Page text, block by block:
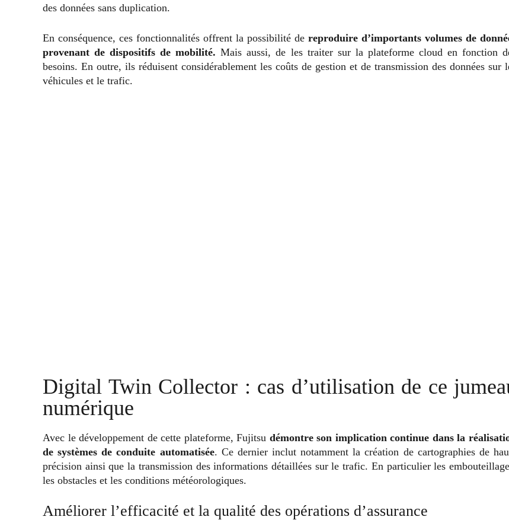
des données sans duplication.
En conséquence, ces fonctionnalités offrent la possibilité de reproduire d’importants volumes de
provenant de dispositifs de mobilité.Mais aussi,de les traiter sur la plateforme cloud en fonction
besoins. En outre, ils réduisent considérablement les coûts de gestion et de transmission des données sur
véhicules et le trafic.
Digital Twin Collector : cas d’utilisation de ce
numérique
Avec le développement de cette plateforme, Fujitsu démontre son implication continue dans la
de systèmes de conduite automatisée. Ce dernier inclut notamment la création de cartographies de
précision ainsi que la transmission des informations détaillées sur le trafic. En particulier les
les obstacles et les conditions météorologiques.
Améliorer l’efficacité et la qualité des opérations d’assurance